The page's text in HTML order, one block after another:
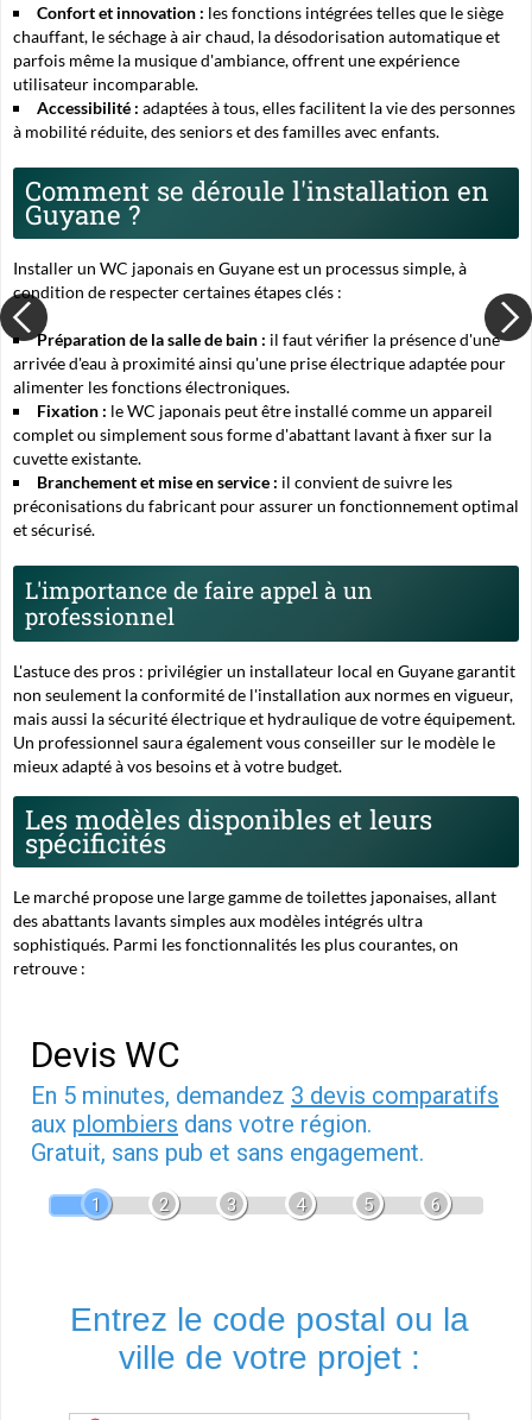
Confort et innovation : les fonctions intégrées telles que le siège
chauffant, le séchage à air chaud, la désodorisation automatique et
parfois même la musique d'ambiance, offrent une expérience
utilisateur incomparable.
Accessibilité : adaptées à tous, elles facilitent la vie des personnes
à mobilité réduite, des seniors et des familles avec enfants.
Comment se déroule l'installation en
Guyane ?
Installer un WC japonais en Guyane est un processus simple, à
condition de respecter certaines étapes clés :
Préparation de la salle de bain : il faut vérifier la présence d'une
arrivée d'eau à proximité ainsi qu'une prise électrique adaptée pour
alimenter les fonctions électroniques.
Fixation : le WC japonais peut être installé comme un appareil
complet ou simplement sous forme d'abattant lavant à fixer sur la
cuvette existante.
Branchement et mise en service : il convient de suivre les
préconisations du fabricant pour assurer un fonctionnement optimal
et sécurisé.
L'importance de faire appel à un
professionnel
L'astuce des pros : privilégier un installateur local en Guyane garantit
non seulement la conformité de l'installation aux normes en vigueur,
mais aussi la sécurité électrique et hydraulique de votre équipement.
Un professionnel saura également vous conseiller sur le modèle le
mieux adapté à vos besoins et à votre budget.
Les modèles disponibles et leurs
spécificités
Le marché propose une large gamme de toilettes japonaises, allant
des abattants lavants simples aux modèles intégrés ultra
sophistiqués. Parmi les fonctionnalités les plus courantes, on
retrouve :
Devis WC
En 5 minutes, demandez 3 devis comparatifs
aux plombiers dans votre région.
Gratuit, sans pub et sans engagement.
1 2 3 4 5 6
Entrez le code postal ou la
ville de votre projet :